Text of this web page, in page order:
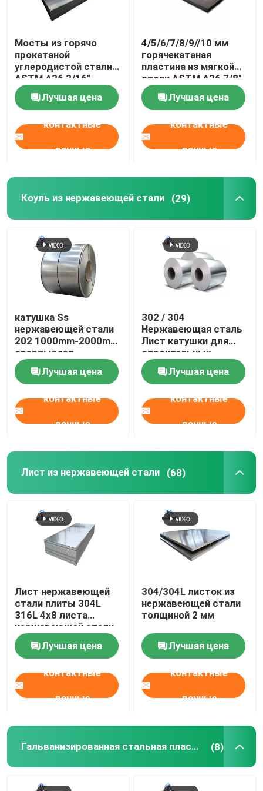
Мосты из горячо
прокатаной
углеродистой стали
ASTM A36 3/16"
Лучшая цена
контактные
данные
4/5/6/7/8/9//10 мм
горячекатаная
пластина из мягкой
стали ASTM A36 7/8"
Лучшая цена
контактные
данные
Коуль из нержавеющей стали (29)
катушка Ss
нержавеющей стали
202 1000mm-2000mm
свертывает
спиралью крен листа
нержавеющей стали
430
Лучшая цена
контактные
данные
302 / 304
Нержавеющая сталь
Лист катушки для
строительных
материалов
Лучшая цена
контактные
данные
Лист из нержавеющей стали (68)
Лист нержавеющей
стали плиты 304L
316L 4x8 листа
нержавеющей стали
JIS стандартный
Лучшая цена
контактные
данные
304/304L листок из
нержавеющей стали
толщиной 2 мм
Лучшая цена
контактные
данные
Гальванизированная стальная пластина (8)